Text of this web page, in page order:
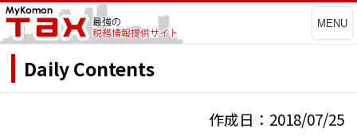
MENU
Daily Contents
作成日：2018/07/25